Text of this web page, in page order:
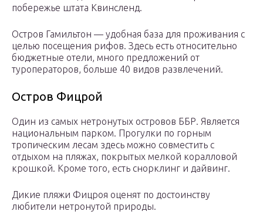
побережье штата Квинсленд.
Остров Гамильтон — удобная база для проживания с
целью посещения рифов. Здесь есть относительно
бюджетные отели, много предложений от
туроператоров, больше 40 видов развлечений.
Остров Фицрой
Один из самых нетронутых островов ББР. Является
национальным парком. Прогулки по горным
тропическим лесам здесь можно совместить с
отдыхом на пляжах, покрытых мелкой коралловой
крошкой. Кроме того, есть снорклинг и дайвинг.
Дикие пляжи Фицроя оценят по достоинству
любители нетронутой природы.